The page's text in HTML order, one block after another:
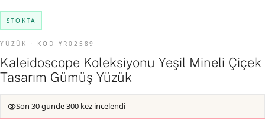
STOKTA
YÜZÜK · KOD YR02589
Kaleidoscope Koleksiyonu Yeşil Mineli Çiçek
Tasarım Gümüş Yüzük
Son 30 günde 300 kez incelendi